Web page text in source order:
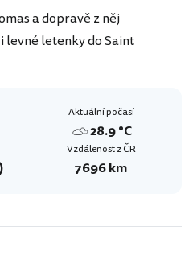
a dopravě z něj
levné letenky do Saint
Aktuální počasí
28.9 °C
Vzdálenost z ČR
7696 km